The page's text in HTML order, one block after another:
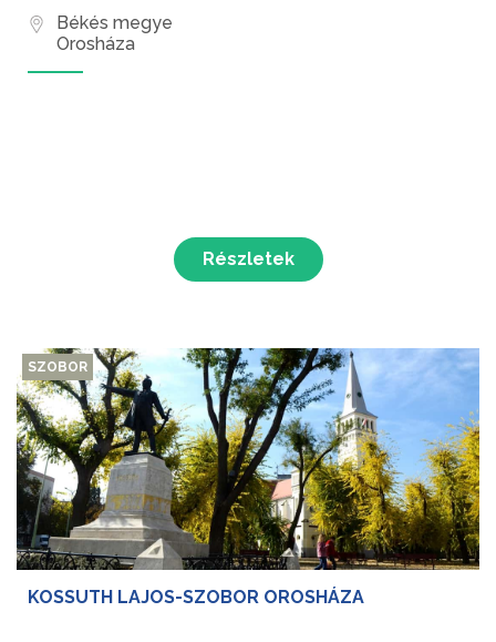
Békés megye
Orosháza
Részletek
SZOBOR
KOSSUTH LAJOS-SZOBOR OROSHÁZA